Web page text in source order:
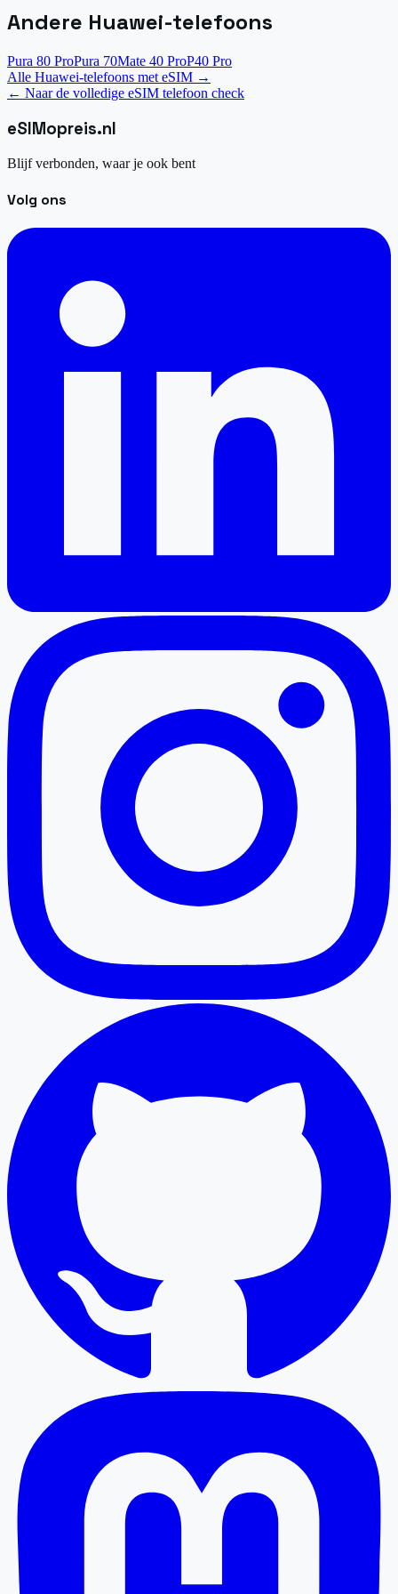
Andere Huawei-telefoons
Pura 80 ProPura 70Mate 40 ProP40 Pro
Alle Huawei-telefoons met eSIM →
← Naar de volledige eSIM telefoon check
eSIMopreis.nl
Blijf verbonden, waar je ook bent
Volg ons